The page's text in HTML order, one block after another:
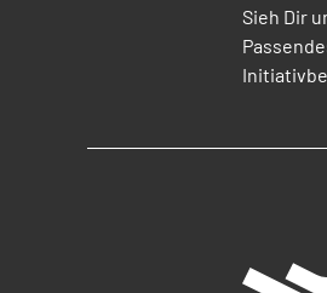
Sieh Dir